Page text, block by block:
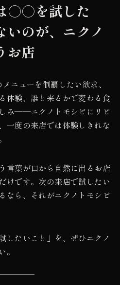
○○を試した
いのが、ニクノ
お店
ニューを制覇したい欲求、
体験、誰と来るかで変わる食
み——ニクノトモシビにリピ
一度の来店では体験しきれな
言葉が口から自然に出るお店
けです。次の来店で試したい
なら、それがニクノトモシビ
したいこと」を、ぜひニクノ
。